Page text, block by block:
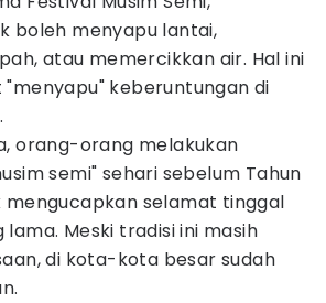
boleh menyapu lantai,
atau memercikkan air. Hal ini
keberuntungan di
orang-orang melakukan
semi" sehari sebelum Tahun
mengucapkan selamat tinggal
Meski tradisi ini masih
di kota-kota besar sudah